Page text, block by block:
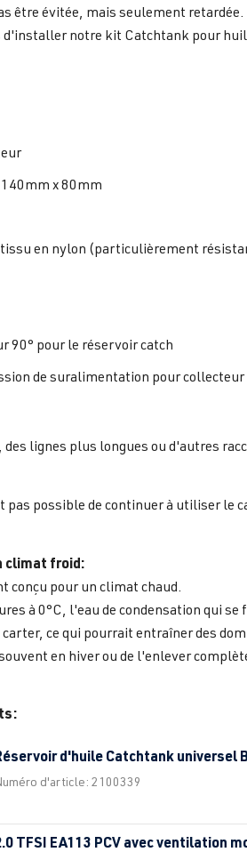
être évitée, mais seulement retardée.
notre kit Catchtank pour
x 80mm
tissu en nylon (particulièrement
90° pour le réservoir catch
de suralimentation pour
lignes plus longues ou d'autres
possible de continuer à utiliser le
climat froid:
conçu pour un climat chaud.
à 0°C, l'eau de condensation qui
ce qui pourrait entraîner des
en hiver ou de l'enlever
d'huile Catchtank universel
d'article: 2100339
TFSI EA113 PCV avec ventilation